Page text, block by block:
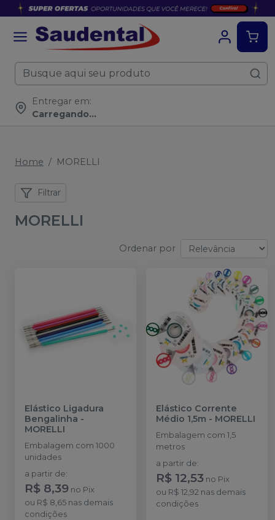
Entregar em:
Carregando...
Home MORELLI
Filtrar
MORELLI
Ordenar por
Elástico Ligadura
Bengalinha -
MORELLI
Embalagem com 1000
unidades
a partir de:
R$ 8,39 no Pix
ou R$ 8,65 nas demais
condições
Elástico Corrente
Médio 1,5m - MORELLI
Embalagem com 1,5
metros
a partir de:
R$ 12,53 no Pix
ou R$ 12,92 nas demais
condições